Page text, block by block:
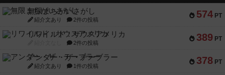
574 PT
無限まちがいさがし
紹介文あり 2件の投稿
389 PT
リワイルド：サウスアメリカ
2件の投稿
378 PT
アンダー・ザ・テーブラー
紹介文あり 1件の投稿